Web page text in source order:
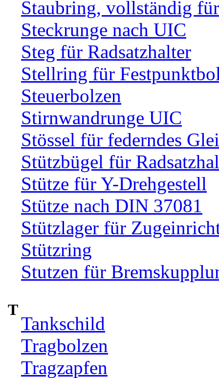
Staubring, vollständig
Steckrunge nach UIC
Steg für Radsatzhalter
Stellring für
Steuerbolzen
Stirnwandrunge UIC
Stössel für federndes
Stützbügel für
Stütze für Y-Drehgestell
Stütze nach DIN 37081
Stützlager für
Stützring
Stutzen für
T
Tankschild
Tragbolzen
Tragzapfen